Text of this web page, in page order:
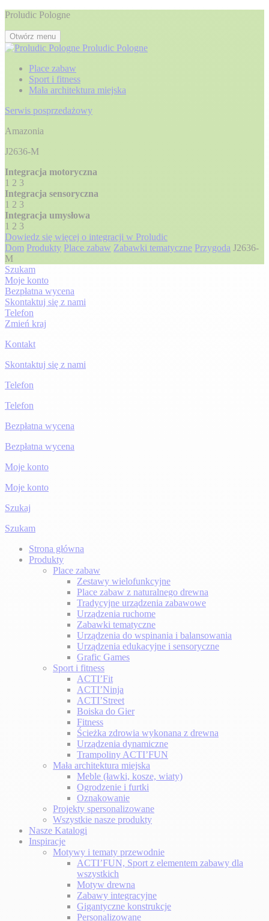
Proludic Pologne
Otwórz menu
Proludic Pologne
Place zabaw
Sport i fitness
Mała architektura miejska
Serwis posprzedażowy
Amazonia
J2636-M
Integracja motoryczna
1 2 3
Integracja sensoryczna
1 2 3
Integracja umysłowa
1 2 3
Dowiedz się więcej o integracji w Proludic
Dom Produkty Place zabaw Zabawki tematyczne Przygoda J2636-
M
Szukam
Moje konto
Bezpłatna wycena
Skontaktuj się z nami
Telefon
Zmień kraj
Kontakt
Skontaktuj się z nami
Telefon
Telefon
Bezpłatna wycena
Bezpłatna wycena
Moje konto
Moje konto
Szukaj
Szukam
Strona główna
Produkty
Place zabaw
Zestawy wielofunkcyjne
Place zabaw z naturalnego drewna
Tradycyjne urządzenia zabawowe
Urządzenia ruchome
Zabawki tematyczne
Urządzenia do wspinania i balansowania
Urządzenia edukacyjne i sensoryczne
Grafic Games
Sport i fitness
ACTI’Fit
ACTI’Ninja
ACTI’Street
Boiska do Gier
Fitness
Ścieżka zdrowia wykonana z drewna
Urządzenia dynamiczne
Trampoliny ACTI’FUN
Mała architektura miejska
Meble (ławki, kosze, wiaty)
Ogrodzenie i furtki
Oznakowanie
Projekty spersonalizowane
Wszystkie nasze produkty
Nasze Katalogi
Inspiracje
Motywy i tematy przewodnie
ACTI’FUN, Sport z elementem zabawy dla
wszystkich
Motyw drewna
Zabawy integracyjne
Gigantyczne konstrukcje
Personalizowane